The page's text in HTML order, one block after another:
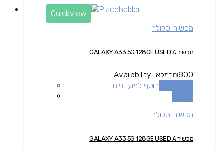
Quickview
מכשירי סלולר
מכשיר GALAXY A33 5G 128GB USED A
₪800
Availability: במלאי
הוסף למועדפים
מכשירי סלולר
מכשיר GALAXY A33 5G 128GB USED A